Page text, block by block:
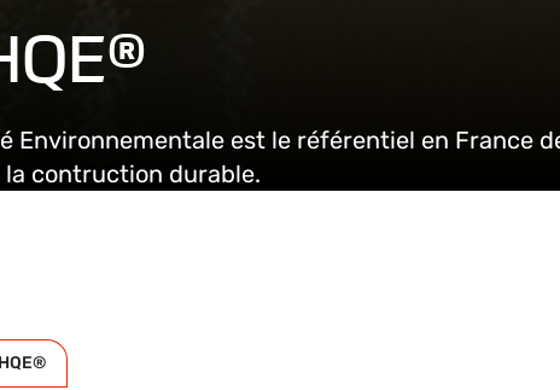
Environnementale est le référentiel en France
contruction durable.